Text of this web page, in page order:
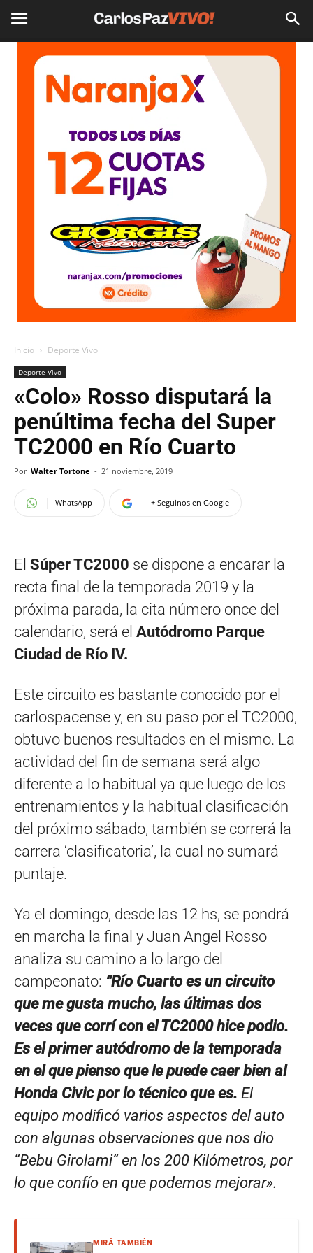
Inicio Deporte Vivo
Deporte Vivo
«Colo» Rosso disputará la
penúltima fecha del Super
TC2000 en Río Cuarto
Por Walter Tortone - 21 noviembre, 2019
WhatsApp + Seguinos en Google
El Súper TC2000 se dispone a encarar la
recta final de la temporada 2019 y la
próxima parada, la cita número once del
calendario, será el Autódromo Parque
Ciudad de Río IV.
Este circuito es bastante conocido por el
carlospacense y, en su paso por el TC2000,
obtuvo buenos resultados en el mismo. La
actividad del fin de semana será algo
diferente a lo habitual ya que luego de los
entrenamientos y la habitual clasificación
del próximo sábado, también se correrá la
carrera ‘clasificatoria’, la cual no sumará
puntaje.
Ya el domingo, desde las 12 hs, se pondrá
en marcha la final y Juan Angel Rosso
analiza su camino a lo largo del
campeonato: “Río Cuarto es un circuito
que me gusta mucho, las últimas dos
veces que corrí con el TC2000 hice podio.
Es el primer autódromo de la temporada
en el que pienso que le puede caer bien al
Honda Civic por lo técnico que es. El
equipo modificó varios aspectos del auto
con algunas observaciones que nos dio
“Bebu Girolami” en los 200 Kilómetros, por
lo que confío en que podemos mejorar».
MIRÁ TAMBIÉN